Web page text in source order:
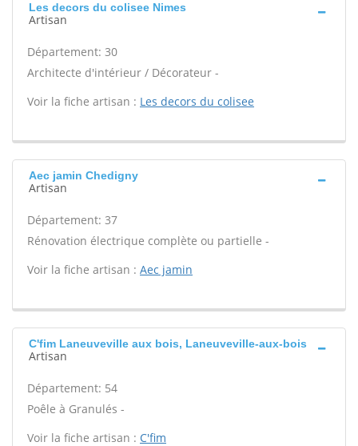
Les decors du colisee Nimes
Artisan
Département: 30
Architecte d'intérieur / Décorateur -
Voir la fiche artisan : Les decors du colisee
Aec jamin Chedigny
Artisan
Département: 37
Rénovation électrique complète ou partielle -
Voir la fiche artisan : Aec jamin
C'fim Laneuveville aux bois, Laneuveville-aux-bois
Artisan
Département: 54
Poêle à Granulés -
Voir la fiche artisan : C'fim